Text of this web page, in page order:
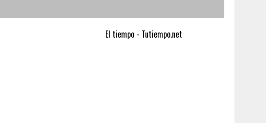
El tiempo - Tutiempo.net